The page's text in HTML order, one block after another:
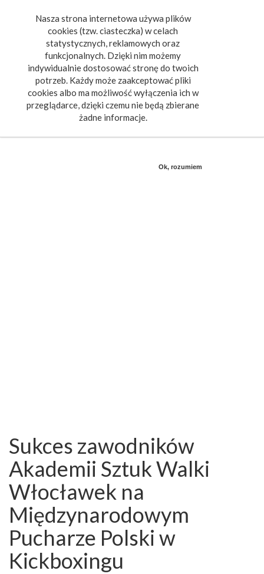
Nasza strona internetowa używa plików
cookies (tzw. ciasteczka) w celach
statystycznych, reklamowych oraz
funkcjonalnych. Dzięki nim możemy
indywidualnie dostosować stronę do twoich
potrzeb. Każdy może zaakceptować pliki
cookies albo ma możliwość wyłączenia ich w
przeglądarce, dzięki czemu nie będą zbierane
żadne informacje.
Ok, rozumiem
Sukces zawodników
Akademii Sztuk Walki
Włocławek na
Międzynarodowym
Pucharze Polski w
Kickboxingu